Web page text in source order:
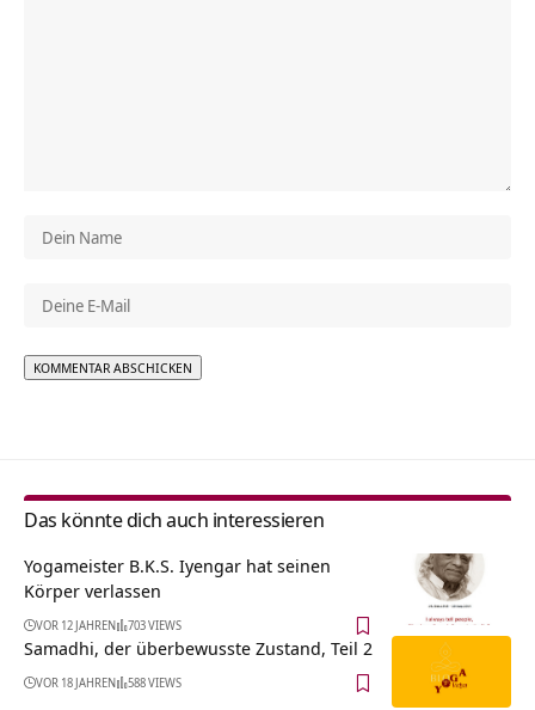
Das könnte dich auch interessieren
Yogameister B.K.S. Iyengar hat seinen
Körper verlassen
VOR 12 JAHREN 703 VIEWS
Samadhi, der überbewusste Zustand, Teil 2
VOR 18 JAHREN 588 VIEWS